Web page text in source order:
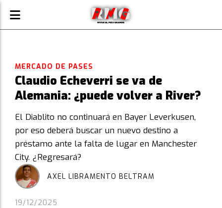
Claudio Echeverri se va de
Alemania: ¿puede volver a River?
El Diablito no continuará en Bayer Leverkusen,
por eso deberá buscar un nuevo destino a
préstamo ante la falta de lugar en Manchester
City. ¿Regresará?
MERCADO DE PASES
19/12/2025
AXEL LIBRAMENTO BELTRAM